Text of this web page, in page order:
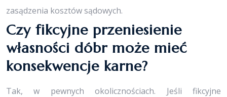
zasądzenia kosztów sądowych.
Czy fikcyjne przeniesienie
własności dóbr może mieć
konsekwencje karne?
Tak, w pewnych okolicznościach. Jeśli fikcyjne